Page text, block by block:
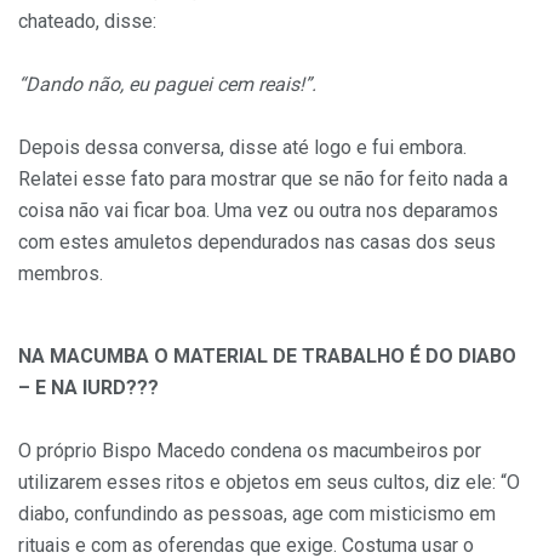
chateado, disse:
“Dando não, eu paguei cem reais!”.
Depois dessa conversa, disse até logo e fui embora.
Relatei esse fato para mostrar que se não for feito nada a
coisa não vai ficar boa. Uma vez ou outra nos deparamos
com estes amuletos dependurados nas casas dos seus
membros.
NA MACUMBA O MATERIAL DE TRABALHO É DO DIABO
– E NA IURD???
O próprio Bispo Macedo condena os macumbeiros por
utilizarem esses ritos e objetos em seus cultos, diz ele: “O
diabo, confundindo as pessoas, age com misticismo em
rituais e com as oferendas que exige. Costuma usar o